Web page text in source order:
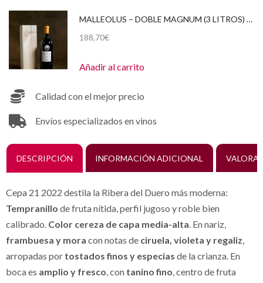
MALLEOLUS – DOBLE MAGNUM (3 LITROS) 2021 CAJA DE MADERA
188,70€
Añadir al carrito
Calidad con el mejor precio
Envíos especializados en vinos
DESCRIPCIÓN INFORMACIÓN ADICIONAL
Cepa 21 2022 destila la Ribera del Duero más moderna:
Tempranillo de fruta nítida, perfil jugoso y roble bien
calibrado. Color cereza de capa media-alta. En nariz,
frambuesa y mora con notas de ciruela, violeta y regaliz,
arropadas por tostados finos y especias de la crianza. En
boca es amplio y fresco, con tanino fino, centro de fruta